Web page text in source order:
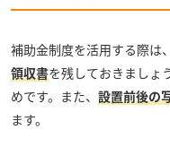
補助金制度を活用する際は、
領収書を残しておきましょ
めです。また、 設置前後の
ます。